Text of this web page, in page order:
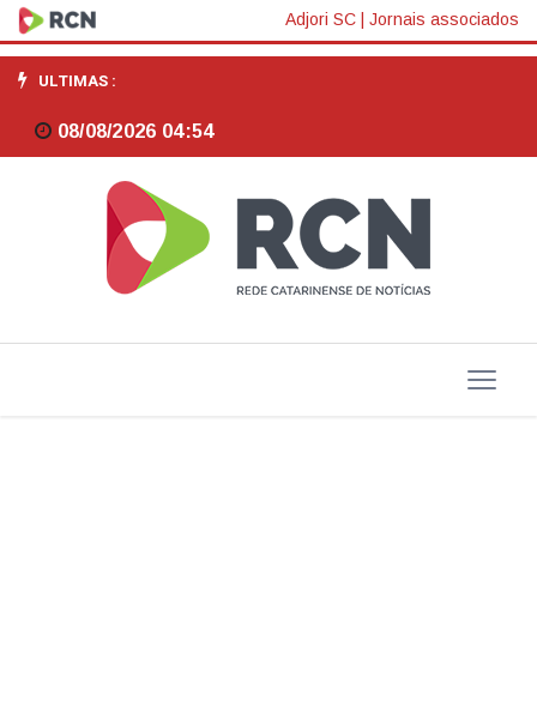
Suíno:
criador
ganha
reajuste
terça-
feira
Adjori SC Jornais associados
ULTIMAS :
08/08/2026 04:54